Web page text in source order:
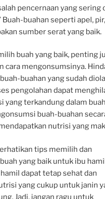
pencernaan yang sering
Buah-buahan seperti apel,
sumber serat yang baik.
buah yang baik, penting
cara mengonsumsinya.
buahan yang sudah
pengolahan dapat
yang terkandung dalam
buah-buahan
nutrisi yang
tips memilih dan
yang baik untuk ibu
dapat tetap sehat dan
yang cukup untuk janin
Jadi, jangan ragu untuk